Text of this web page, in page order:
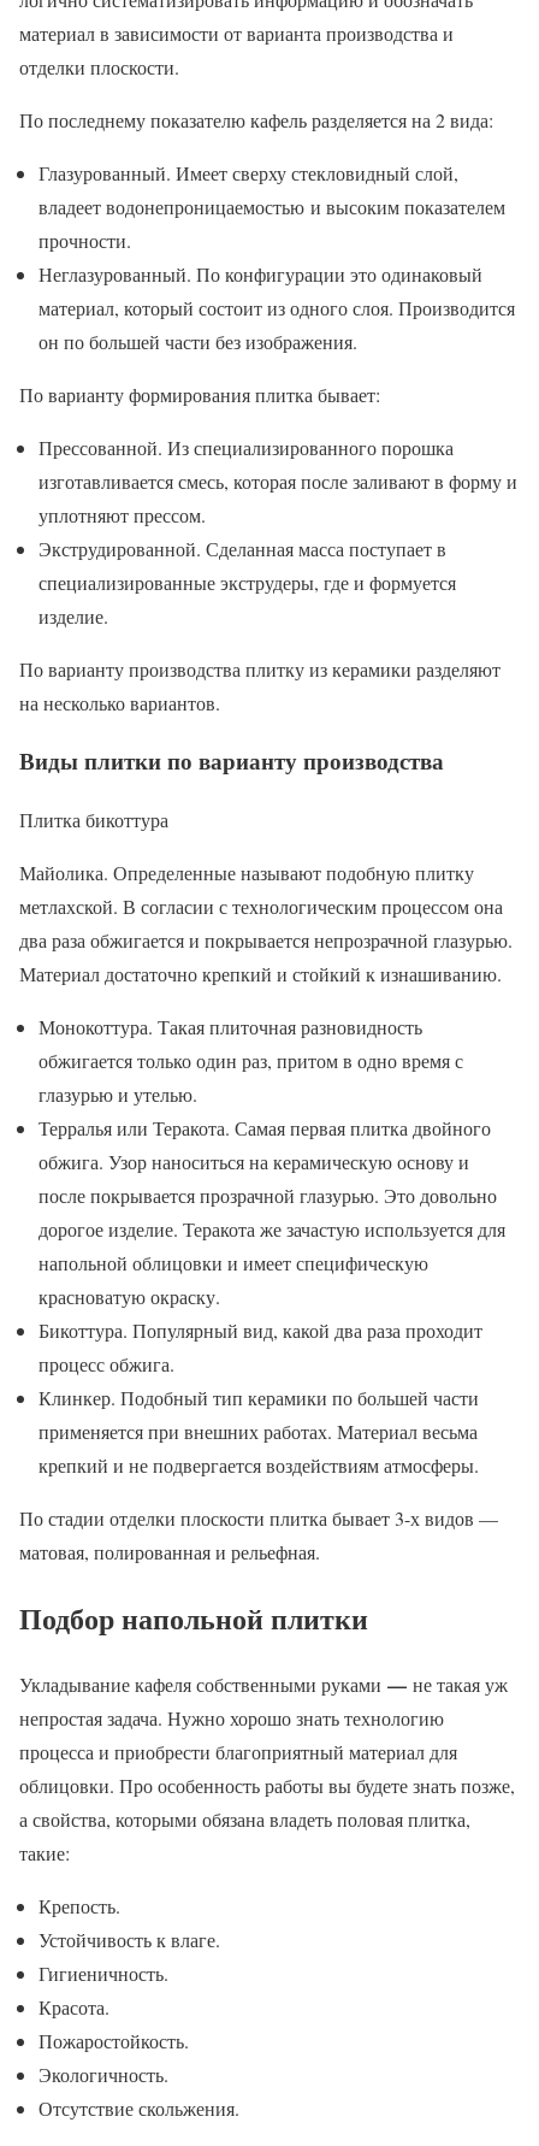
материал в зависимости от варианта производства и
отделки плоскости.
По последнему показателю кафель разделяется на 2 вида:
Глазурованный. Имеет сверху стекловидный слой,
владеет водонепроницаемостью и высоким показателем
прочности.
Неглазурованный. По конфигурации это одинаковый
материал, который состоит из одного слоя. Производится
он по большей части без изображения.
По варианту формирования плитка бывает:
Прессованной. Из специализированного порошка
изготавливается смесь, которая после заливают в форму и
уплотняют прессом.
Экструдированной. Сделанная масса поступает в
специализированные экструдеры, где и формуется
изделие.
По варианту производства плитку из керамики разделяют
на несколько вариантов.
Виды плитки по варианту производства
Плитка бикоттура
Майолика. Определенные называют подобную плитку
метлахской. В согласии с технологическим процессом она
два раза обжигается и покрывается непрозрачной глазурью.
Материал достаточно крепкий и стойкий к изнашиванию.
Монокоттура. Такая плиточная разновидность
обжигается только один раз, притом в одно время с
глазурью и утелью.
Терралья или Теракота. Самая первая плитка двойного
обжига. Узор наноситься на керамическую основу и
после покрывается прозрачной глазурью. Это довольно
дорогое изделие. Теракота же зачастую используется для
напольной облицовки и имеет специфическую
красноватую окраску.
Бикоттура. Популярный вид, какой два раза проходит
процесс обжига.
Клинкер. Подобный тип керамики по большей части
применяется при внешних работах. Материал весьма
крепкий и не подвергается воздействиям атмосферы.
По стадии отделки плоскости плитка бывает 3-х видов —
матовая, полированная и рельефная.
Подбор напольной плитки
Укладывание кафеля собственными руками — не такая уж
непростая задача. Нужно хорошо знать технологию
процесса и приобрести благоприятный материал для
облицовки. Про особенность работы вы будете знать позже,
а свойства, которыми обязана владеть половая плитка,
такие:
Крепость.
Устойчивость к влаге.
Гигиеничность.
Красота.
Пожаростойкость.
Экологичность.
Отсутствие скольжения.